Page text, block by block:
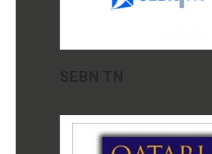
SEBN TN